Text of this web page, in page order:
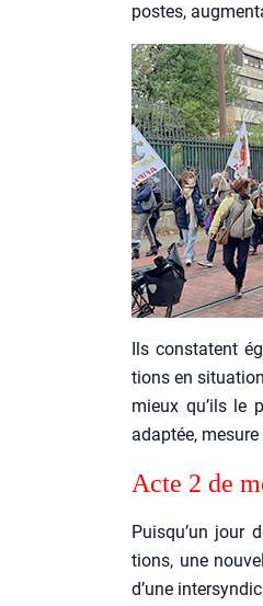
postes,
Ils constatent
tions en
mieux qu’ils le
adap­tée,
Acte 2 de
Puis­qu’un jour
tions, une
d’une